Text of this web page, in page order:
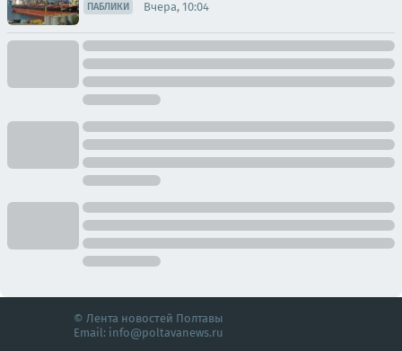
ПАБЛИКИ Вчера, 10:04
© Лента новостей Полтавы
Email: info@poltavanews.ru